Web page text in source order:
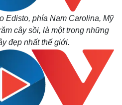
Thị trường
Giá vàng
Tiêu dùng
Tỷ giá
Chứng khoán
Giá cà phê
Edisto, phía Nam Carolina, Mỹ
cây sồi, là một trong những
đẹp nhất thế giới.